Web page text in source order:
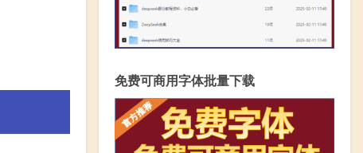
免费可商用字体批量下载